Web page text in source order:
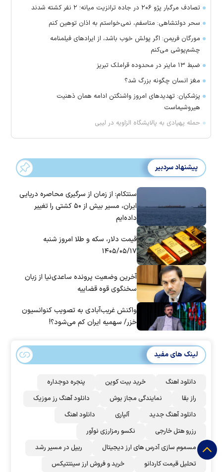
تصادف مرگبار پژو ۲۰۶ در جاده ترانزیت میانه؛ ۲ نفر کشته شدند
سحر دولتشاهی: متاسفم، نمی‌خواستم به اذان توهین کنم
مورگان فریمن: اگر پولش خوب باشد، از ایراد‌های فیلمنامه
چشم‌پوشی می‌کنم
ضبط ۱۳ ماینر در محدوده قراملک تبریز
مغز انسان چگونه بزرگ شد؟
پزشکیان: تهدید‌های امروز واشنگتن ادامه همان ذهنیت
هیروشیماست
حمله پهپادی به پالایشگاه الزاویه در لیبی
پیشنهاد سردبیر
سنتکام: از زمان از سرگیری محاصره دریایی
ایران، مسیر بیش از ۵۰ کشتی را تغییر
داده‌ایم
قیمت دلار، سکه و طلا امروز شنبه
۱۴۰۵/۰۵/۱۷
آخرین وضعیت پرونده ساعدی‌نیا از زبان
سخنگوی قوه قضاییه
واکنش غریب‌آبادی به تصویب کنوانسیون
خزر/ سهمیه ایران کم می‌شود؟!
لینک های مفید
دانلود اهنگ خرید بیت کوین
پنجره دوجداره
راز بقا
نمایندگی مجاز بوش
دانلود آهنگ رز‌ موزیک
دانلود آهنگ جدید
آلپاری
دانلود اهنگ
رزرو هتل خارجی
نکسو رمزارزی نوآور
مسموم سازی آدرس های ارز دیجیتال
ریپل در مسیر رشد
تحلیل قیمت کاردانو
خرید و فروش ارز سینتتیکس